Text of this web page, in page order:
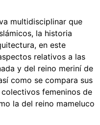
multidisciplinar que
la historia
en este
relativos a las
y del reino meriní de
como se compara sus
femeninos de
la del reino mameluco